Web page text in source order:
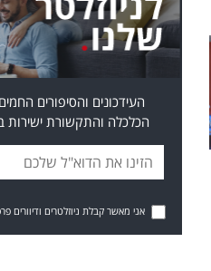
העידכונים והסיפורים
הכלכלה והתקשורת ישירות
אני מאשר קבלת ניוזלטרים ודיוורים